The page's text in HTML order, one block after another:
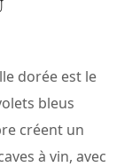
dorée est le
bleus
créent un
à vin, avec